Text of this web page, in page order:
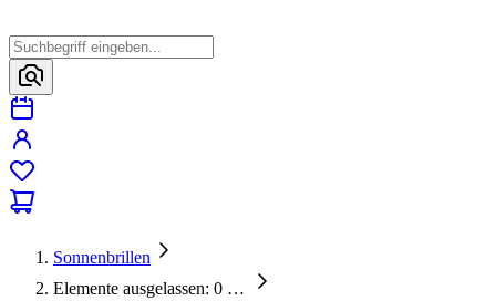
Sonnenbrillen
Elemente ausgelassen: 0 …